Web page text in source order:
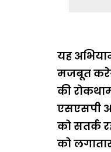
यह
मजबूत
की
एसएसपी
को सतर्क
को